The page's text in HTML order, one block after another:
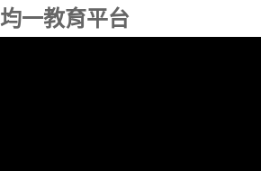
均一教育平台